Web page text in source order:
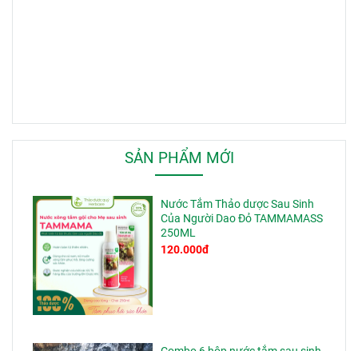
SẢN PHẨM MỚI
Nước Tắm Thảo dược Sau Sinh
Của Người Dao Đỏ TAMMAMASS
250ML
120.000đ